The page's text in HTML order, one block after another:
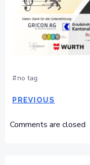
#no tag
POST
PREVIOUS
Comments are closed